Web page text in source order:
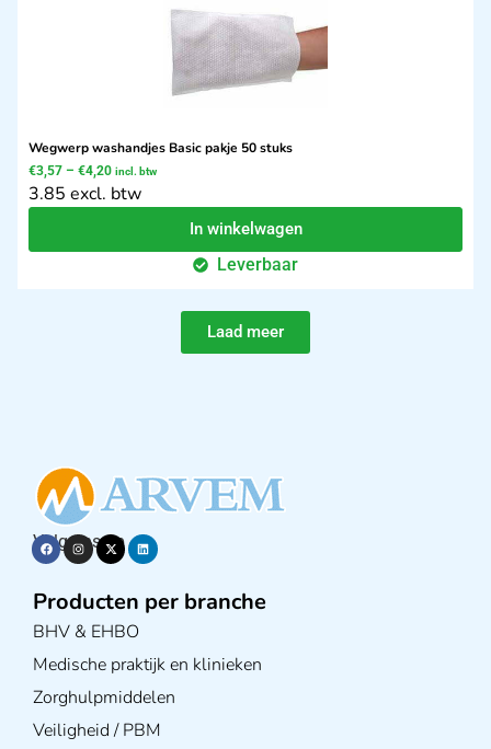
Wegwerp washandjes Basic pakje 50 stuks
€3,57 – €4,20 incl. btw
3.85 excl. btw
In winkelwagen
Leverbaar
Laad meer
Volg ons op
Producten per branche
BHV & EHBO
Medische praktijk en klinieken
Zorghulpmiddelen
Veiligheid / PBM